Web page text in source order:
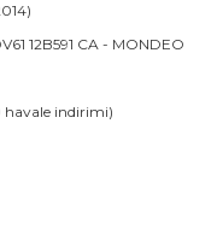
12B591 CA - MONDEO
havale indirimi)